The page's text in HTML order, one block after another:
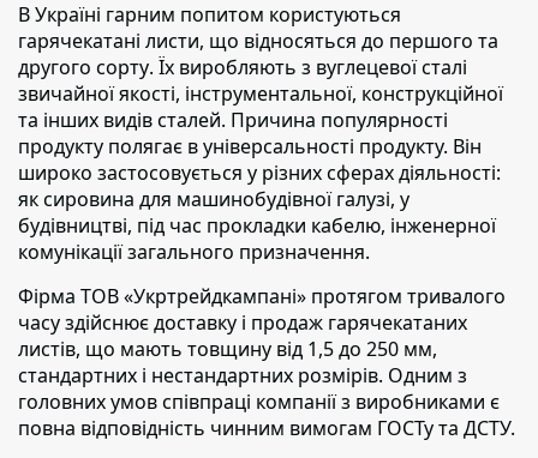
В Україні гарним попитом користуються
гарячекатані листи, що відносяться до першого та
другого сорту. Їх виробляють з вуглецевої сталі
звичайної якості, інструментальної, конструкційної
та інших видів сталей. Причина популярності
продукту полягає в універсальності продукту. Він
широко застосовується у різних сферах діяльності:
як сировина для машинобудівної галузі, у
будівництві, під час прокладки кабелю, інженерної
комунікації загального призначення.
Фірма ТОВ «Укртрейдкампані» протягом тривалого
часу здійснює доставку і продаж гарячекатаних
листів, що мають товщину від 1,5 до 250 мм,
стандартних і нестандартних розмірів. Одним з
головних умов співпраці компанії з виробниками є
повна відповідність чинним вимогам ГОСТу та ДСТУ.